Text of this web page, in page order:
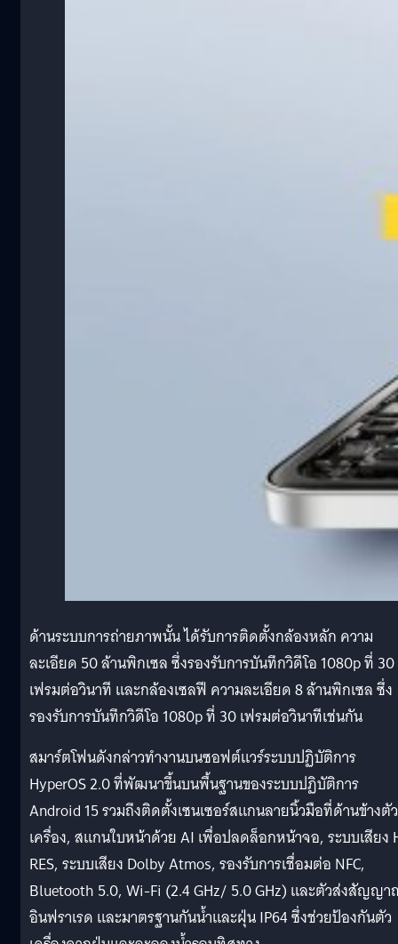
ด้านระบบการถ่ายภาพนั้น ได้รับการติดตั้งกล้องหลัก ความ
ละเอียด 50 ล้านพิกเซล ซึ่งรองรับการบันทึกวิดีโอ 1080p ที่ 30
เฟรมต่อวินาที และกล้องเซลฟี ความละเอียด 8 ล้านพิกเซล ซึ่ง
รองรับการบันทึกวิดีโอ 1080p ที่ 30 เฟรมต่อวินาทีเช่นกัน
สมาร์ตโฟนดังกล่าวทำงานบนซอฟต์แวร์ระบบปฏิบัติการ
HyperOS 2.0 ที่พัฒนาขึ้นบนพื้นฐานของระบบปฏิบัติการ
Android 15 รวมถึงติดตั้งเซนเซอร์สแกนลายนิ้วมือที่ด้านข้างตัว
เครื่อง, สแกนใบหน้าด้วย AI เพื่อปลดล็อกหน้าจอ, ระบบเสียง
RES, ระบบเสียง Dolby Atmos, รองรับการเชื่อมต่อ NFC,
Bluetooth 5.0, Wi-Fi (2.4 GHz/ 5.0 GHz) และตัวส่งสัญญ
อินฟราเรด และมาตรฐานกันน้ำและฝุ่น IP64 ซึ่งช่วยป้องกันตัว